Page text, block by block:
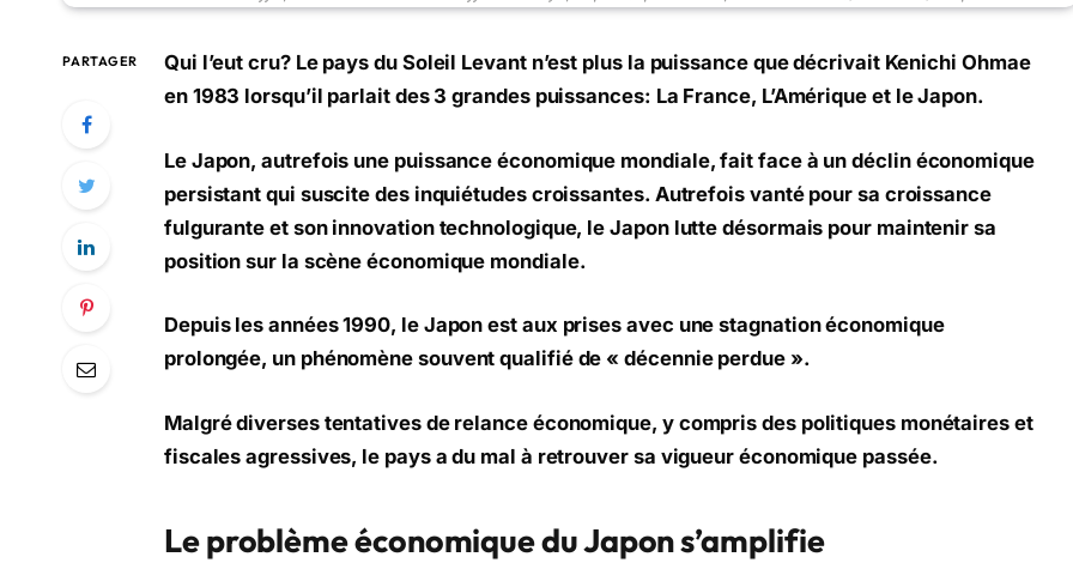
PARTAGER
Qui l’eut cru? Le pays du Soleil Levant n’est plus la puissance que décrivait Kenichi Ohmae
en 1983 lorsqu’il parlait des 3 grandes puissances: La France, L’Amérique et le Japon.
Le Japon, autrefois une puissance économique mondiale, fait face à un déclin économique
persistant qui suscite des inquiétudes croissantes. Autrefois vanté pour sa croissance
fulgurante et son innovation technologique, le Japon lutte désormais pour maintenir sa
position sur la scène économique mondiale.
Depuis les années 1990, le Japon est aux prises avec une stagnation économique
prolongée, un phénomène souvent qualifié de « décennie perdue ».
Malgré diverses tentatives de relance économique, y compris des politiques monétaires et
fiscales agressives, le pays a du mal à retrouver sa vigueur économique passée.
Le problème économique du Japon s’amplifie